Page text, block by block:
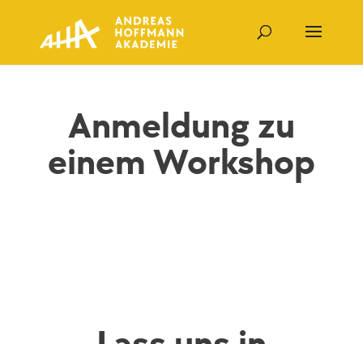
Anmeldung zu
einem Workshop